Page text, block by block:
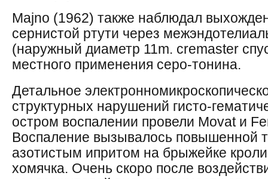
Majno (1962) также наблюдал
сернистой ртути через
(наружный диаметр 11m. cremaster
местного применения серо-тонина.
Детальное
структурных нарушений гисто-
остром воспалении провели Movat и
Воспаление вызывалось повышенной
азотистым ипритом на брыжейке
хомячка. Очень скоро после